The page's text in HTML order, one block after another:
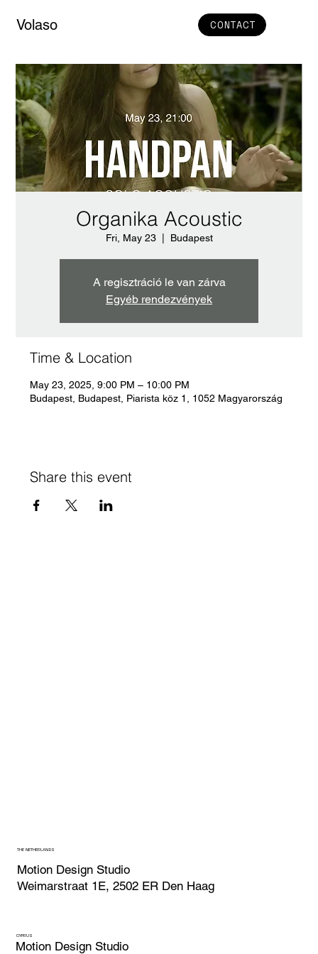
Volaso CONTACT
Organika Acoustic
Fri, May 23
  |
Budapest
A regisztráció le van zárva
Egyéb rendezvények
Time & Location
May 23, 2025, 9:00 PM – 10:00 PM
Budapest, Budapest, Piarista köz 1, 1052 Magyarország
Share this event
CYPRUS
Motion Design Studio
THE NETHERLANDS
Motion Design Studio
Weimarstraat 1E, 2502 ER Den Haag